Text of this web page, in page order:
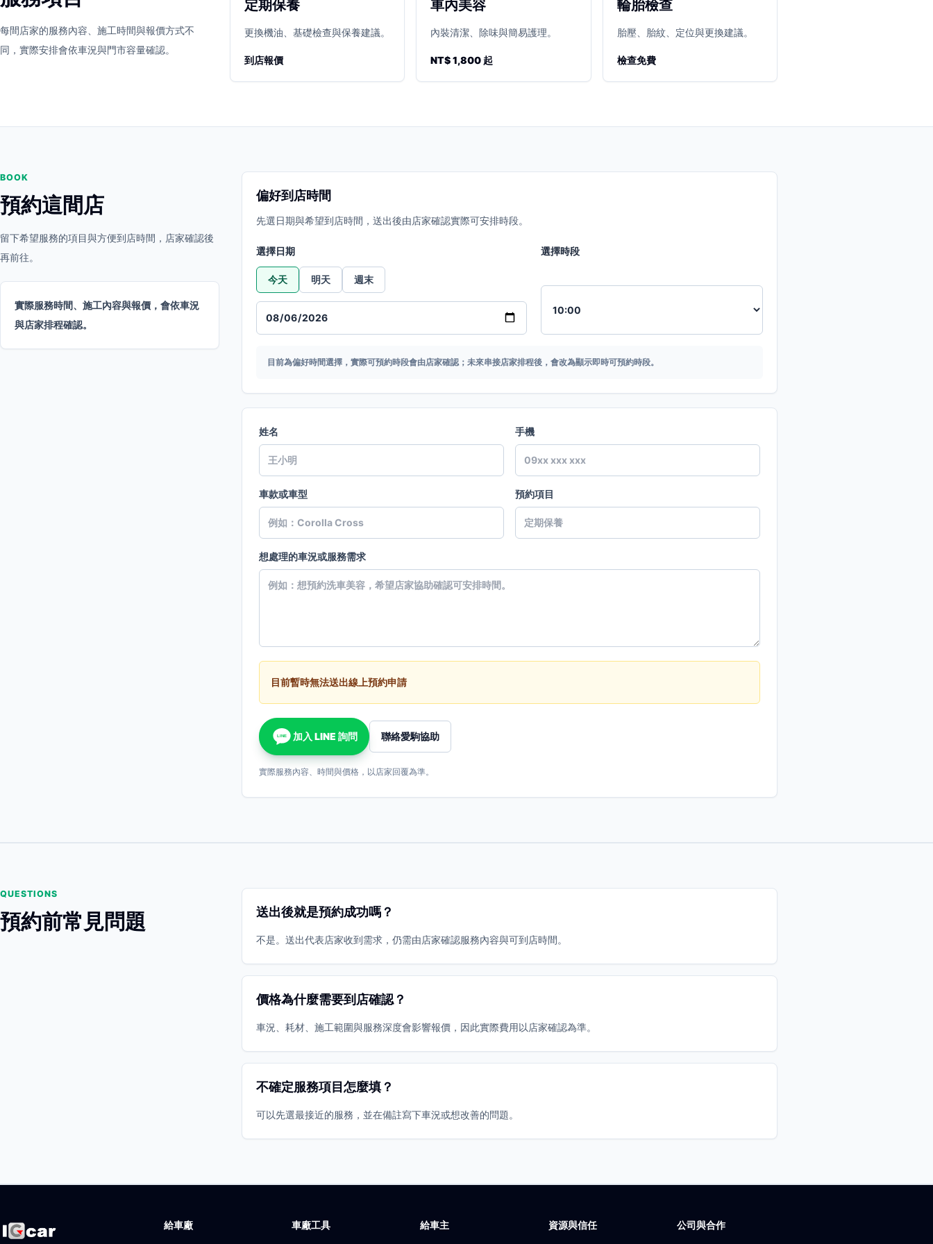
立即預約 開啟地圖 其他店家
每間店家的服務內容、施工時間與報價方式不
同，實際安排會依車況與門市容量確認。
定期保養
更換機油、基礎檢查與保養建議。
到店報價
車內美容
內裝清潔、除味與簡易護理。
NT$ 1,800 起
輪胎檢查
胎壓、胎紋、定位與更換建議。
檢查免費
BOOK
預約這間店
留下希望服務的項目與方便到店時間，店家確認後
再前往。
實際服務時間、施工內容與報價，會依車況
與店家排程確認。
偏好到店時間
先選日期與希望到店時間，送出後由店家確認實際可安排時段。
選擇日期
今天 明天 週末
選擇時段
目前為偏好時間選擇，實際可預約時段會由店家確認；未來串接店家排程後，會改為顯示即時可預約時段。
姓名 手機
車款或車型 預約項目
想處理的車況或服務需求
目前暫時無法送出線上預約申請
LINE 加入 LINE 詢問 聯絡愛駒協助
實際服務內容、時間與價格，以店家回覆為準。
QUESTIONS
預約前常見問題 送出後就是預約成功嗎？
不是。送出代表店家收到需求，仍需由店家確認服務內容與可到店時間。
價格為什麼需要到店確認？
車況、耗材、施工範圍與服務深度會影響報價，因此實際費用以店家確認為準。
不確定服務項目怎麼填？
可以先選最接近的服務，並在備註寫下車況或想改善的問題。
給車廠 車廠工具 給車主 資源與信任 公司與合作